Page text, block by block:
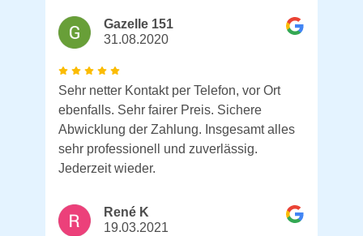
Gazelle 151
31.08.2020
Sehr netter Kontakt per Telefon, vor Ort
ebenfalls. Sehr fairer Preis. Sichere
Abwicklung der Zahlung. Insgesamt alles
sehr professionell und zuverlässig.
Jederzeit wieder.
René K
19.03.2021